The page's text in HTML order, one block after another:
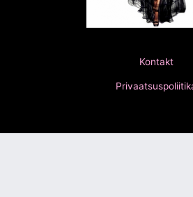
Kontakt